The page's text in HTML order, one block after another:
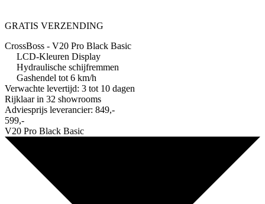
GRATIS VERZENDING
CrossBoss - V20 Pro Black Basic
LCD-Kleuren Display
Hydraulische schijfremmen
Gashendel tot 6 km/h
Verwachte levertijd: 3 tot 10 dagen
Rijklaar in 32 showrooms
Adviesprijs leverancier: 849,-
599,-
V20 Pro Black Basic